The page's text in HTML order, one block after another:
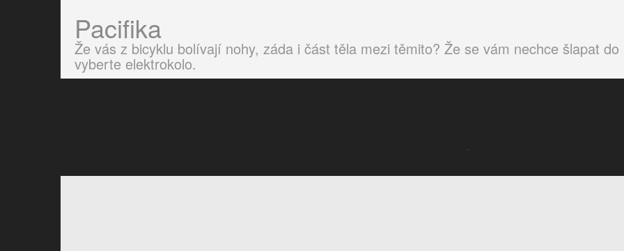
Pacifika
Že vás z bicyklu bolívají nohy, záda i část těla mezi těmito? Že se vám nechce šlapat
vyberte elektrokolo.